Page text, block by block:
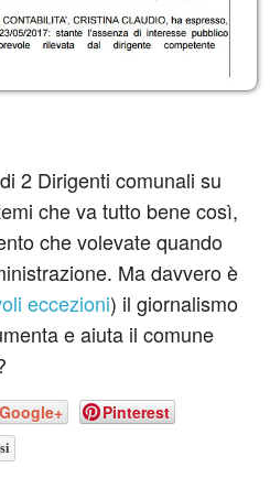
2 Dirigenti comunali su
che va tutto bene così,
che volevate quando
Ma davvero è
eccezioni) il giornalismo
e aiuta il comune
Google+ Pinterest